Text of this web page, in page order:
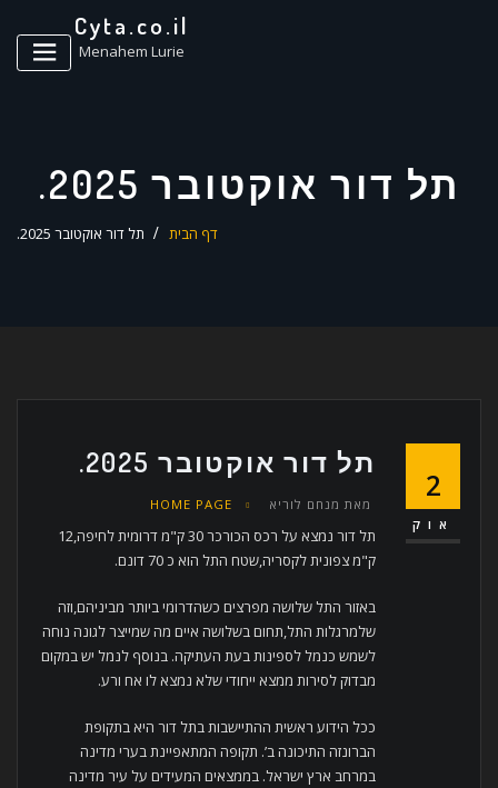
Cyta.co.il
Menahem Lurie
תל דור אוקטובר 2025.
דף הבית תל דור אוקטובר 2025.
2
אוק
תל דור אוקטובר 2025.
מאת מנחם לוריא HOME PAGE
תל דור נמצא על רכס הכורכר 30 ק"מ דרומית לחיפה,12
ק"מ צפונית לקסריה,שטח התל הוא כ 70 דונם.
באזור התל שלושה מפרצים כשהדרומי ביותר מביניהם,וזה
שלמרגלות התל,תחום בשלושה איים מה שמייצר לגונה נוחה
לשמש כנמל לספינות בעת העתיקה. בנוסף לנמל יש במקום
מבדוק לסירות ממצא ייחודי שלא נמצא לו אח ורע.
ככל הידוע ראשית ההתיישבות בתל דור היא בתקופת
הברונזה התיכונה ב’. תקופה המתאפיינת בערי מדינה
במרחב ארץ ישראל. בממצאים המעידים על עיר מדינה